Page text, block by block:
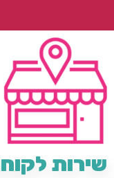
שירות